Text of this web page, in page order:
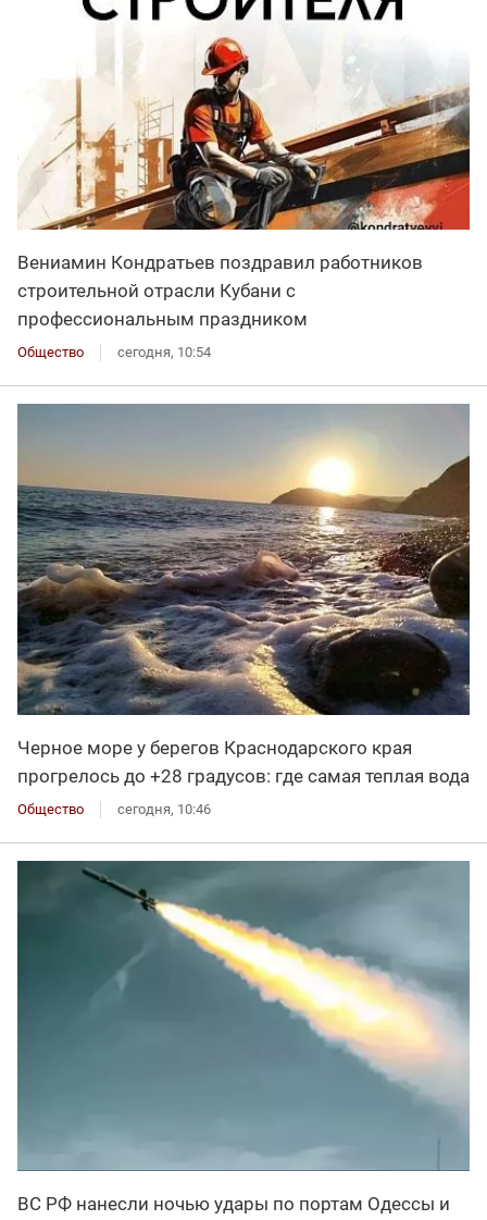
Вениамин Кондратьев поздравил работников
строительной отрасли Кубани с
профессиональным праздником
Общество сегодня, 10:54
Черное море у берегов Краснодарского края
прогрелось до +28 градусов: где самая теплая вода
Общество сегодня, 10:46
ВС РФ нанесли ночью удары по портам Одессы и